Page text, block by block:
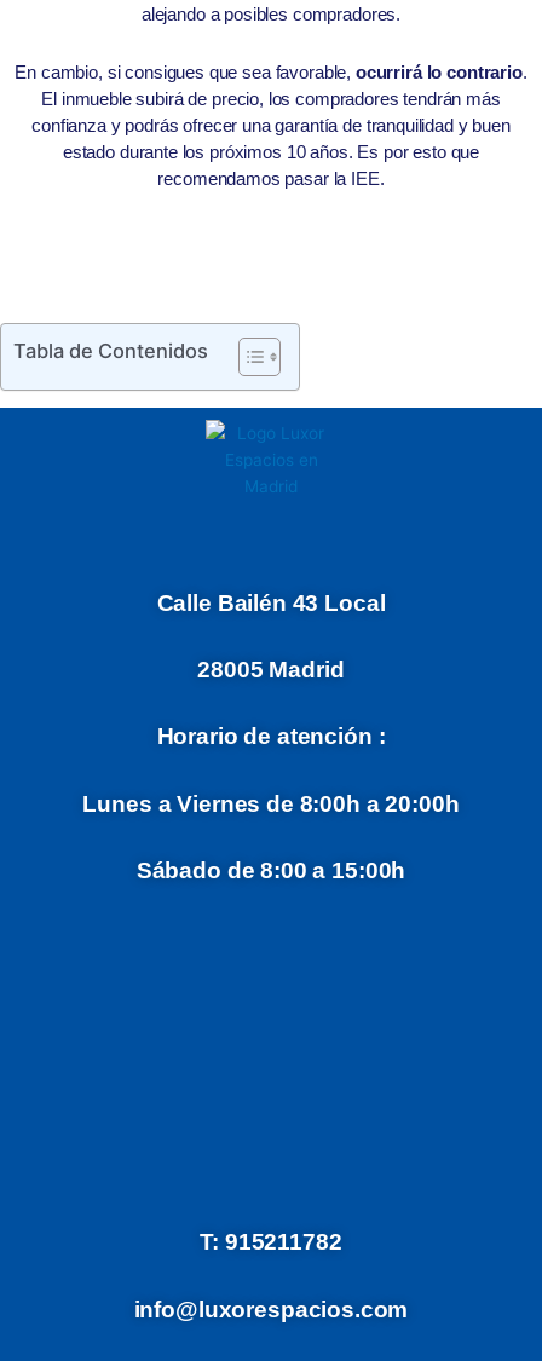
alejando a posibles compradores.
En cambio, si consigues que sea favorable, ocurrirá lo contrario.
El inmueble subirá de precio, los compradores tendrán más
confianza y podrás ofrecer una garantía de tranquilidad y buen
estado durante los próximos 10 años. Es por esto que
recomendamos pasar la IEE.
Tabla de Contenidos
Calle Bailén 43 Local
28005 Madrid
Horario de atención :
Lunes a Viernes de 8:00h a 20:00h
Sábado de 8:00 a 15:00h
T: 915211782
info@luxorespacios.com